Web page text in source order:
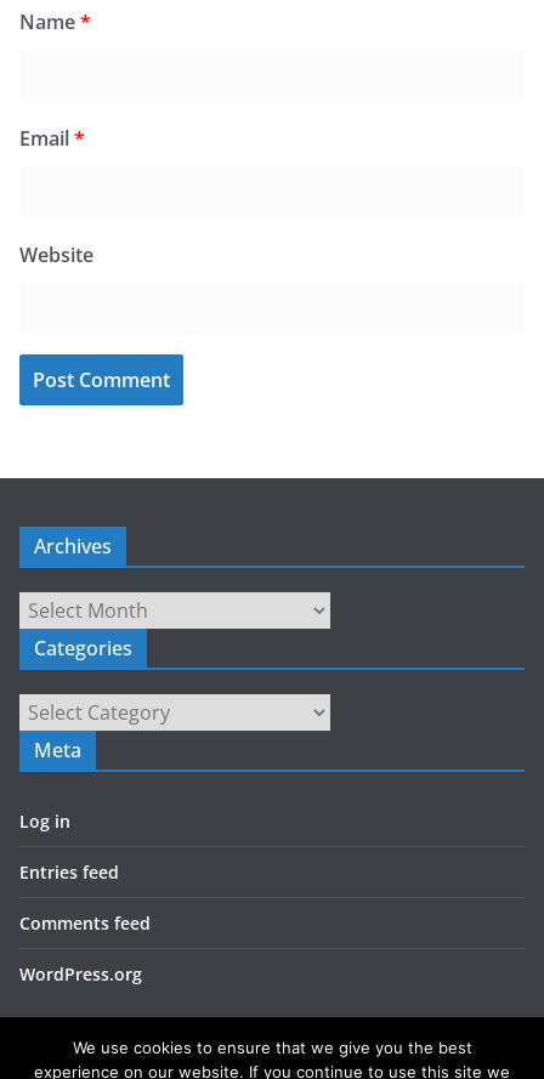
Name*
Email*
Website
Archives
Archives
Categories
Categories
Meta
Log in
Entries feed
Comments feed
WordPress.org
We use cookies to ensure that we give you the best
experience on our website. If you continue to use this site we